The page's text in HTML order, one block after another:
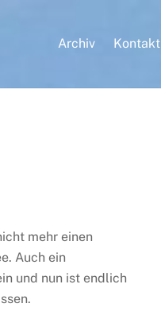
Archiv Kontakt
mehr einen
Auch ein
und nun ist endlich